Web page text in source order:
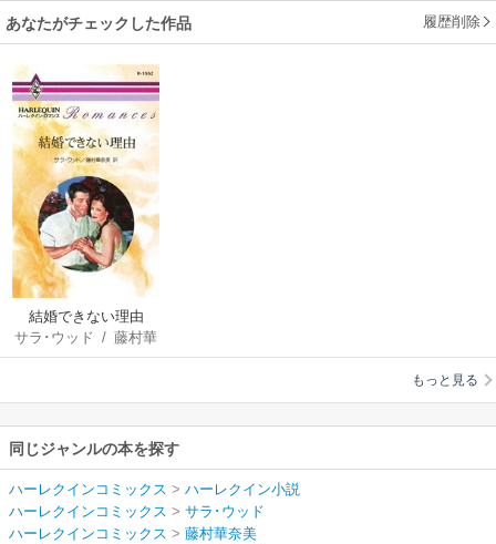
あなたがチェックした作品 履歴削除
結婚できない理由
サラ･ウッド /藤村華
奈美
もっと見る
同じジャンルの本を探す
ハーレクインコミックス > ハーレクイン小説
ハーレクインコミックス > サラ･ウッド
ハーレクインコミックス > 藤村華奈美